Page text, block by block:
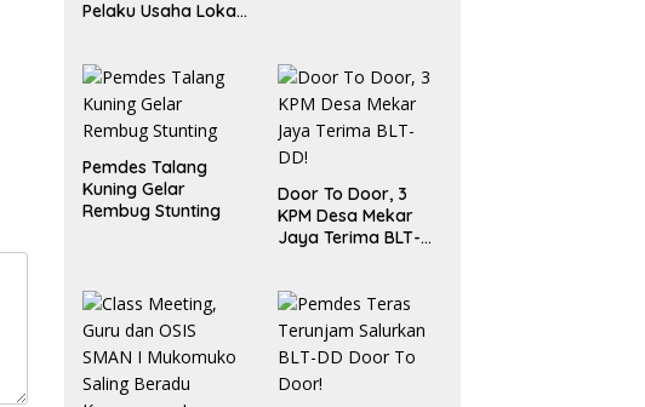
Pelaku Usaha Lokal
Ruang Publik dan
Kebersihan Pasar
Pemdes Talang
Kuning Gelar
Rembug Stunting
Door To Door, 3
KPM Desa Mekar
Jaya Terima BLT-